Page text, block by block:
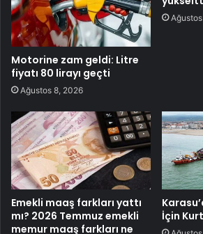
Motorine zam geldi: Litre
fiyatı 80 lirayı geçti
Ağustos 8, 2026
Emekli maaş farkları yattı
mı? 2026 Temmuz emekli
memur maaş farkları ne
İçin